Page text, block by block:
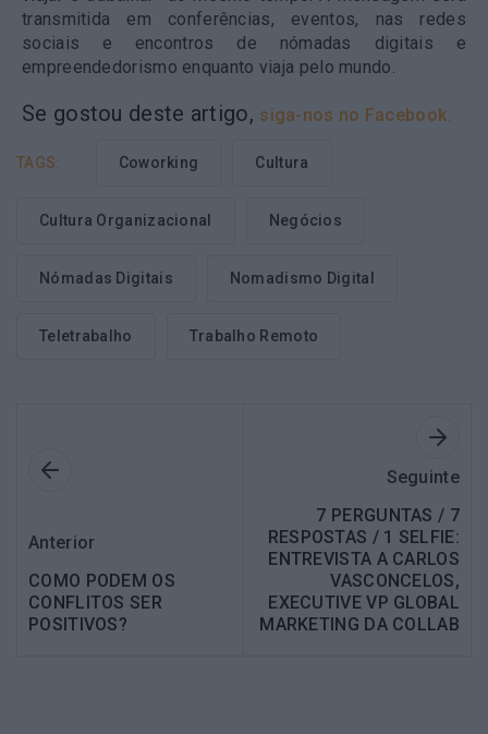
transmitida em conferências, eventos, nas redes
sociais e encontros de nómadas digitais e
empreendedorismo enquanto viaja pelo mundo.
Se gostou deste artigo, siga-nos no Facebook.
TAGS: Coworking Cultura
Cultura Organizacional Negócios
Nómadas Digitais Nomadismo Digital
Teletrabalho Trabalho Remoto
Anterior
COMO PODEM OS
CONFLITOS SER
POSITIVOS?
Seguinte
7 PERGUNTAS / 7
RESPOSTAS / 1 SELFIE:
ENTREVISTA A CARLOS
VASCONCELOS,
EXECUTIVE VP GLOBAL
MARKETING DA COLLAB